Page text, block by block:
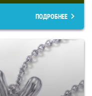
ПОДРОБНЕЕ